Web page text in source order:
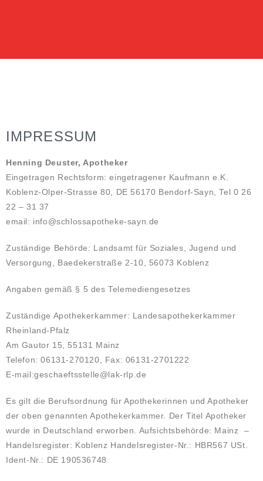
IMPRESSUM
Henning Deuster, Apotheker
Eingetragen Rechtsform: eingetragener Kaufmann e.K.
Koblenz-Olper-Strasse 80, DE 56170 Bendorf-Sayn, Tel 0 26
22 – 31 37
email: info@schlossapotheke-sayn.de
Zuständige Behörde: Landsamt für Soziales, Jugend und
Versorgung, Baedekerstraße 2-10, 56073 Koblenz
Angaben gemäß § 5 des Telemediengesetzes
Zuständige Apothekerkammer: Landesapothekerkammer
Rheinland-Pfalz
Am Gautor 15, 55131 Mainz
Telefon: 06131-270120, Fax: 06131-2701222
E-mail:geschaeftsstelle@lak-rlp.de
Es gilt die Berufsordnung für Apothekerinnen und Apotheker
der oben genannten Apothekerkammer. Der Titel Apotheker
wurde in Deutschland erworben. Aufsichtsbehörde: Mainz –
Handelsregister: Koblenz Handelsregister-Nr.: HBR567 USt.
Ident-Nr.: DE 190536748